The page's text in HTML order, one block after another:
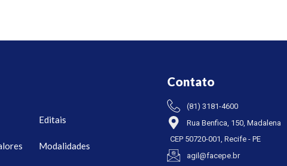
Editais
Modalidades
Contato
(81) 3181-4600
Rua Benfica, 150, Madalena
CEP 50720-001, Recife - PE
agil@facepe.br